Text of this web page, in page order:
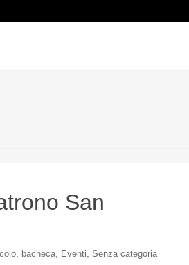
San
bacheca Eventi Senza categoria